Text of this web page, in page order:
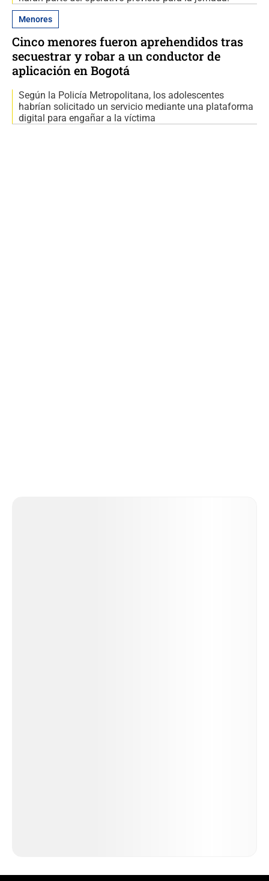
Menores
Cinco menores fueron aprehendidos tras
secuestrar y robar a un conductor de
aplicación en Bogotá
Según la Policía Metropolitana, los adolescentes
habrían solicitado un servicio mediante una plataforma
digital para engañar a la víctima